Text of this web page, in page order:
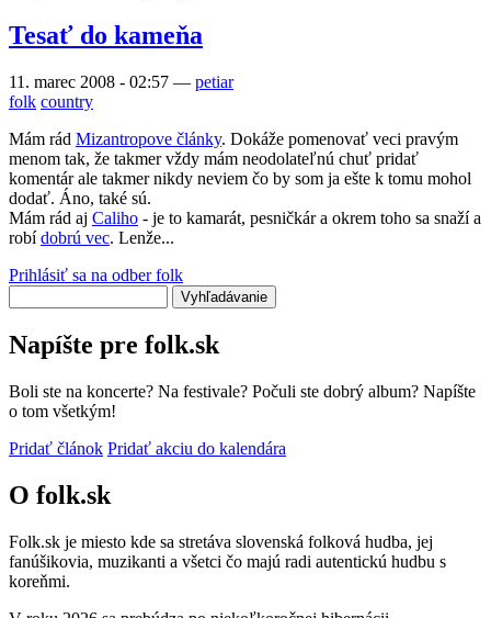
Tesať do kameňa
11. marec 2008 - 02:57 — petiar
folk country
Mám rád Mizantropove články. Dokáže pomenovať veci pravým
menom tak, že takmer vždy mám neodolateľnú chuť pridať
komentár ale takmer nikdy neviem čo by som ja ešte k tomu mohol
dodať. Áno, také sú.
Mám rád aj Caliho - je to kamarát, pesničkár a okrem toho sa snaží a
robídobrú vec. Lenže...
Prihlásiť sa na odber folk
Napíšte pre folk.sk
Boli ste na koncerte? Na festivale? Počuli ste dobrý album? Napíšte
o tom všetkým!
Pridať článok Pridať akciu do kalendára
O folk.sk
Folk.sk je miesto kde sa stretáva slovenská folková hudba, jej
fanúšikovia, muzikanti a všetci čo majú radi autentickú hudbu s
koreňmi.